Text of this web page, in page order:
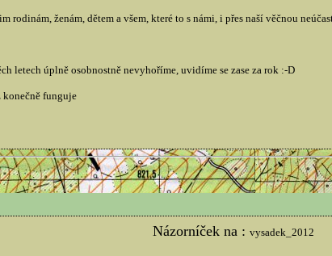
rodinám, ženám, dětem a všem, které to s námi, i přes naší věčnou
letech úplně osobnostně nevyhoříme, uvidíme se zase za rok :-D
funguje